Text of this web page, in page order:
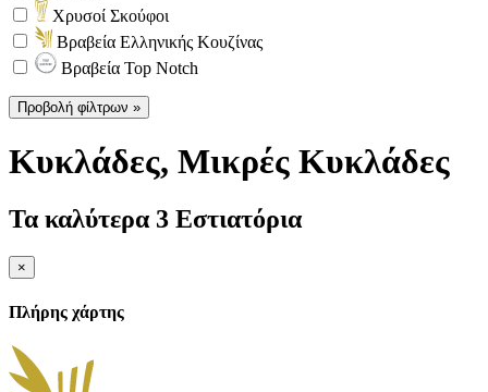
Χρυσοί Σκούφοι
Βραβεία Ελληνικής Κουζίνας
Βραβεία Top Notch
Προβολή φίλτρων »
Κυκλάδες, Μικρές Κυκλάδες
Τα καλύτερα 3 Εστιατόρια
×
Πλήρης χάρτης